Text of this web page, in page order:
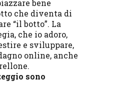
bene
che diventa di
“il botto”. La
che io adoro,
e sviluppare,
online, anche
sono